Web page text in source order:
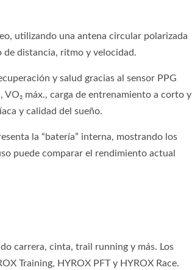
utilizando una antena circular polarizada
de distancia, ritmo y velocidad.
y salud gracias al sensor PPG
VO₂ máx., carga de entrenamiento a corto y
y calidad del sueño.
la “batería” interna, mostrando los
puede comparar el rendimiento actual
carrera, cinta, trail running y más. Los
Training, HYROX PFT y HYROX Race.